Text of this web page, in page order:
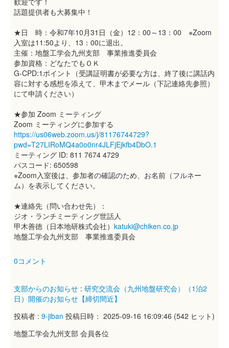
話題提供者も大募集中！
★日 時：令和7年10月31日（金）12：00～13：00 ※Zoom
入室は11:50より、13：00に退出。
主催：地盤工学会九州支部 事業推進委員会
参加資格：どなたでもＯＫ
G-CPD:1ポイント（受講証明書が必要な方は、終了後に講話内
容に対する感想を添えて、甲木までメール（下記連絡先参照）
にて申請ください）
★参加 Zoom ミーティング
Zoom ミーティングに参加する
https://us06web.zoom.us/j/81176744729?
pwd=T27LIRoMQ4a0o0nr4JLFjEjkfb4DbO.1
ミーティング ID: 811 7674 4729
パスコード: 650598
※Zoom入室後は、参加者の確認のため、お名前（フルネー
ム）を表示してください。
★連絡先（問い合わせ先）：
ジオ・ランチミーティング世話人
甲木善徳（日本地研株式会社） katuki@chiken.co.jp
地盤工学会九州支部 事業推進委員会
0コメント
支部からのお知らせ : 研究交流会（九州地盤研究会）（1泊2
日）開催のお知らせ【締切間近】
投稿者 : 9-jiban 投稿日時： 2025-09-16 16:09:46 (542 ヒット)
地盤工学会九州支部 会員各位